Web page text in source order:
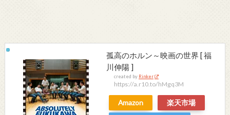
孤高のホルン～映画の世界 [ 福
川伸陽 ]
created by Rinker
https://a.r10.to/hMgq3M
Amazon
楽天市場